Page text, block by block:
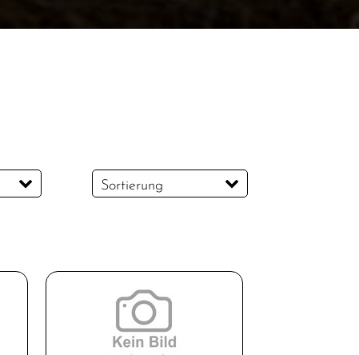
Sortierung